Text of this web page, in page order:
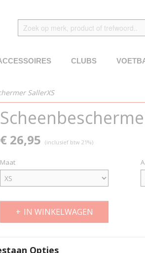
CLUBS
SallerXS
€ 26,95 (inclusief btw 21%)
Maat
IN WINKELWAGEN
Specificaties
Opties